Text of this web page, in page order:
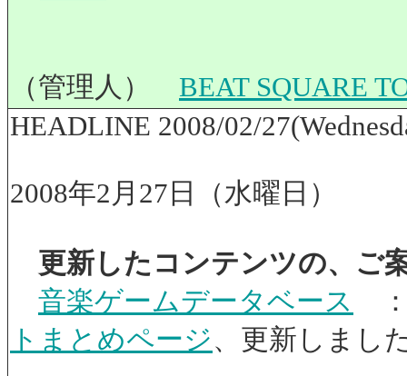
（管理人） BEAT SQUARE
HEADLINE 2008/02/
2008年2月27日（水曜日）
更新したコンテンツの、ご
音楽ゲームデータベース
トまとめページ、更新しまし